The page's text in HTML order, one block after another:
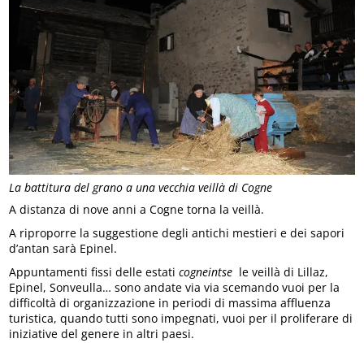
La battitura del grano a una vecchia veillà di Cogne
A distanza di nove anni a Cogne torna la veillà.
A riproporre la suggestione degli antichi mestieri e dei sapori
d’antan sarà Epinel.
Appuntamenti fissi delle estaticogneintse le veillà di Lillaz,
Epinel, Sonveulla… sono andate via via scemando vuoi per la
difficoltà di organizzazione in periodi di massima affluenza
turistica, quando tutti sono impegnati, vuoi per il proliferare di
iniziative del genere in altri paesi.